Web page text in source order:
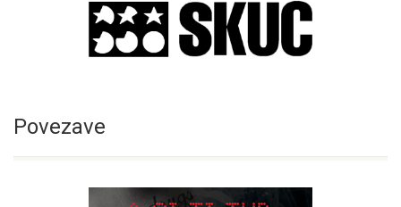
Povezave